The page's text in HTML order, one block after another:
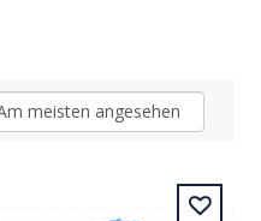
meisten angesehen